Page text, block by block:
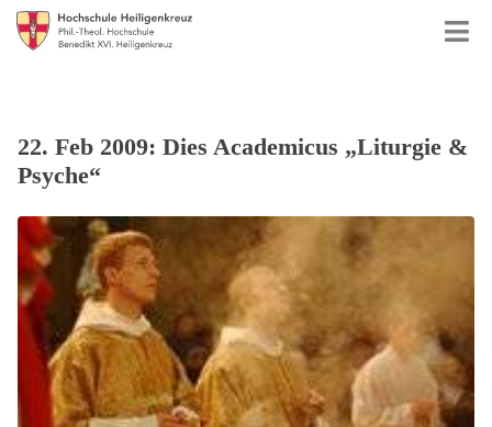
22. Feb 2009: Dies Academicus „Liturgie &
Psyche“